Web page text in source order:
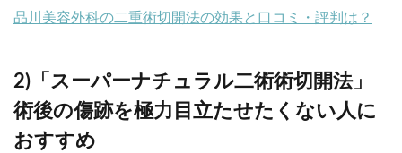
品川美容外科の二重術切開法の効果と口コミ・評判は？
2)「スーパーナチュラル二術術切開法」
術後の傷跡を極力目立たせたくない人に
おすすめ